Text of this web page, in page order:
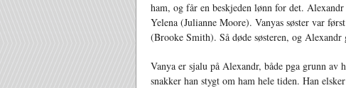
ham, og får en beskjeden lønn for det.
Yelena (Julianne Moore). Vanyas søster var
(Brooke Smith). Så døde søsteren, og Alexandr
Vanya er sjalu på Alexandr, både pga grunn av
snakker han stygt om ham hele tiden. Han